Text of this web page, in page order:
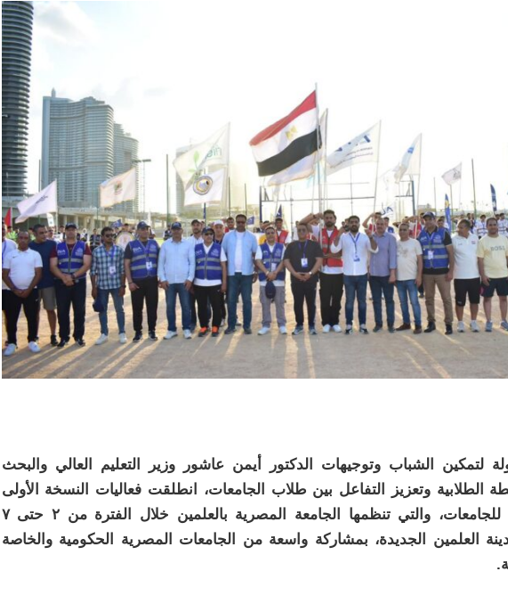
لتمكين الشباب وتوجيهات الدكتور أيمن عاشور وزير التعليم العالي والبحث
الطلابية وتعزيز التفاعل بين طلاب الجامعات، انطلقت فعاليات النسخة الأولى
من بطولة العلمين للجامعات، والتي تنظمها الجامعة المصرية بالعلمين خلال الفترة من ٢ حتى ٧
٢٠٢٥ بمدينة العلمين الجديدة، بمشاركة واسعة من الجامعات المصرية الحكومية والخاصة